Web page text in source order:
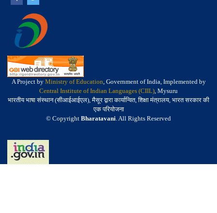
A Project by Ministry of Education, Government of India, Implemented by
Central Institute of Indian Languages (CIIL), Mysuru
भारतीय भाषा संस्थान (सीआईआईएल), मैसूर द्वारा कार्यान्वित, शिक्षा मंत्रालय, भारत सरकार की
एक परियोजना
© Copyright Bharatavani. All Rights Reserved